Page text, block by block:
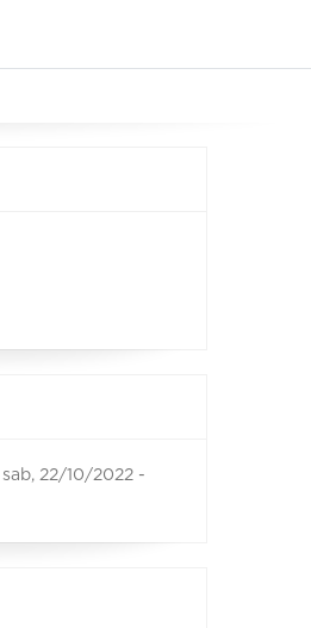
sab, 22/10/2022 -